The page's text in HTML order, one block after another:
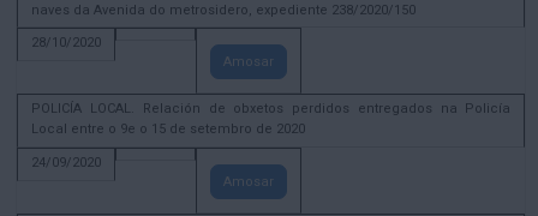
naves da Avenida do metrosidero, expediente 238/2020/150
28/10/2020
Amosar
POLICÍA LOCAL. Relación de obxetos perdidos entregados na Policía
Local entre o 9e o 15 de setembro de 2020
24/09/2020
Amosar